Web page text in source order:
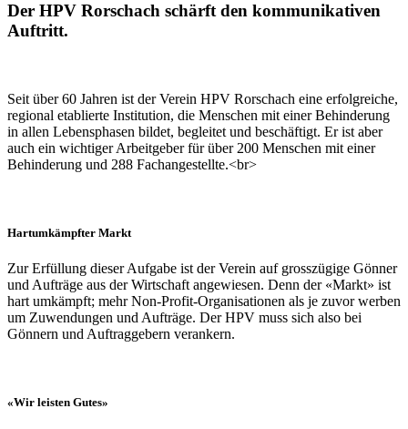
Der HPV Rorschach schärft den kommunikativen
Auftritt.
Seit über 60 Jahren ist der Verein HPV Rorschach eine erfolgreiche,
regional etablierte Institution, die Menschen mit einer Behinderung
in allen Lebensphasen bildet, begleitet und beschäftigt. Er ist aber
auch ein wichtiger Arbeitgeber für über 200 Menschen mit einer
Behinderung und 288 Fachangestellte.<br>
Hartumkämpfter Markt
Zur Erfüllung dieser Aufgabe ist der Verein auf grosszügige Gönner
und Aufträge aus der Wirtschaft angewiesen. Denn der «Markt» ist
hart umkämpft; mehr Non-Profit-Organisationen als je zuvor werben
um Zuwendungen und Aufträge. Der HPV muss sich also bei
Gönnern und Auftraggebern verankern.
«Wir leisten Gutes»